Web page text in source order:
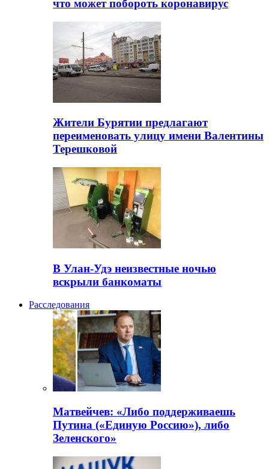
что может побороть коронавирус
Жители Бурятии предлагают
переименовать улицу имени Валентины
Терешковой
В Улан-Удэ неизвестные ночью
вскрыли банкоматы
Расследования
Матвейчев: «Либо поддерживаешь
Путина («Единую Россию»), либо
Зеленского»